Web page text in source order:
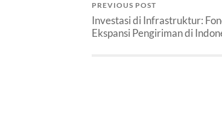
PREVIOUS POST
Investasi di Infrastruktur:
Ekspansi Pengiriman di